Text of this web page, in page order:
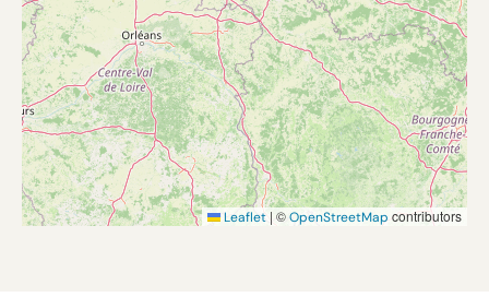
Leaflet | ©OpenStreetMap contributors